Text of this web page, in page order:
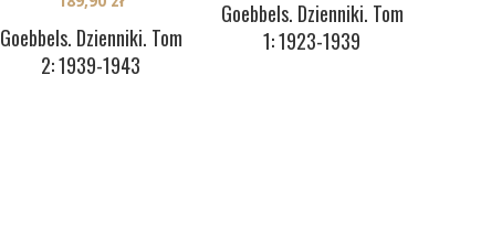
Goebbels. Dzienniki. Tom
2: 1939-1943
Goebbels. Dzienniki. Tom
1: 1923-1939